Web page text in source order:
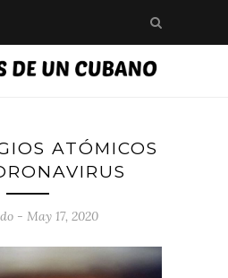
ATÓMICOS
- May 17, 2020